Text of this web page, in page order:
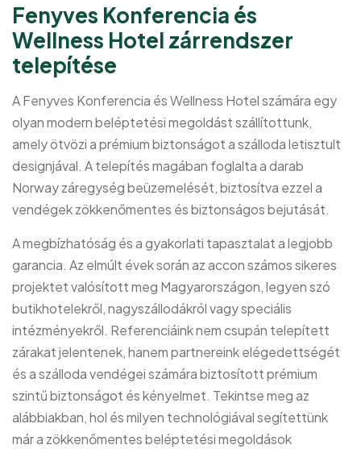
Fenyves Konferencia és
Wellness Hotel zárrendszer
telepítése
A Fenyves Konferencia és Wellness Hotel számára egy
olyan modern beléptetési megoldást szállítottunk,
amely ötvözi a prémium biztonságot a szálloda letisztult
designjával. A telepítés magában foglalta a darab
Norway záregység beüzemelését, biztosítva ezzel a
vendégek zökkenőmentes és biztonságos bejutását.
A megbízhatóság és a gyakorlati tapasztalat a legjobb
garancia. Az elmúlt évek során az accon számos sikeres
projektet valósított meg Magyarországon, legyen szó
butikhotelekről, nagyszállodákról vagy speciális
intézményekről. Referenciáink nem csupán telepített
zárakat jelentenek, hanem partnereink elégedettségét
és a szálloda vendégei számára biztosított prémium
szintű biztonságot és kényelmet. Tekintse meg az
alábbiakban, hol és milyen technológiával segítettünk
már a zökkenőmentes beléptetési megoldások